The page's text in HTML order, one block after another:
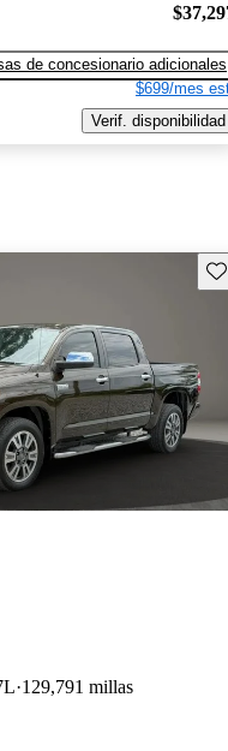
de concesionario adicionales
$699/mes
Verif. disponibilidad
129,791 millas